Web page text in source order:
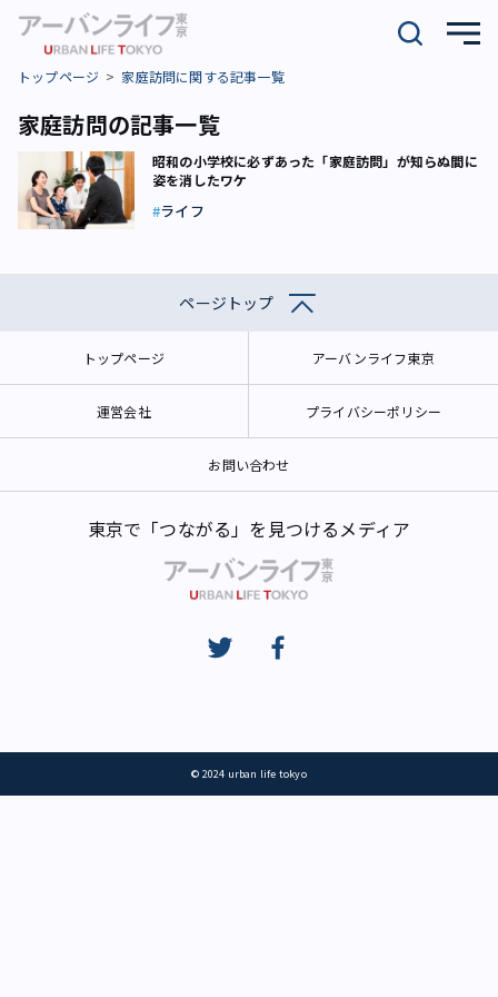
トップページ 家庭訪問に関する記事一覧
家庭訪問の記事一覧
昭和の小学校に必ずあった「家庭訪問」が知らぬ間に
姿を消したワケ
ライフ
ページトップ
トップページ アーバンライフ東京
運営会社 プライバシーポリシー
お問い合わせ
東京で「つながる」を見つけるメディア
© 2024 urban life tokyo